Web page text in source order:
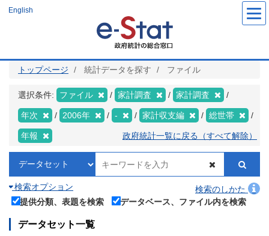
ツ
English
トップページ 統計データを探す ファイル
選択条件: ファイル 家計調査 家計調査
年次 2006年 - 家計収支編 総世帯
年報 政府統計一覧に戻る（すべて解除）
検索オプション
検索のしかた
提供分類、表題を検索
データベース、ファイル内を検索
データセット一覧